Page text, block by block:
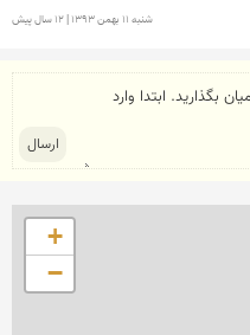
شنبه 11 بهمن 1393 | 12 سال پیش
+
−